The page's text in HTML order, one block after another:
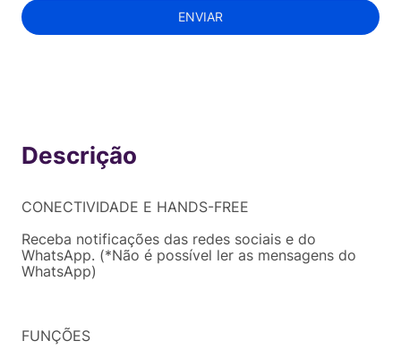
ENVIAR
CONECTIVIDADE E HANDS-FREE
Receba notificações das redes sociais e do
WhatsApp. (*Não é possível ler as mensagens do
WhatsApp)
FUNÇÕES